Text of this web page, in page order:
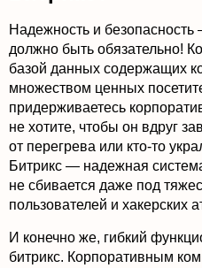
Надежность и безопасность
должно быть обязательно!
базой данных содержащих
множеством ценных
придерживаетесь
не хотите, чтобы он вдруг
от перегрева или кто-то
Битрикс — надежная
не сбивается даже под
пользователей и хакерских
И конечно же, гибкий
битрикс. Корпоративным